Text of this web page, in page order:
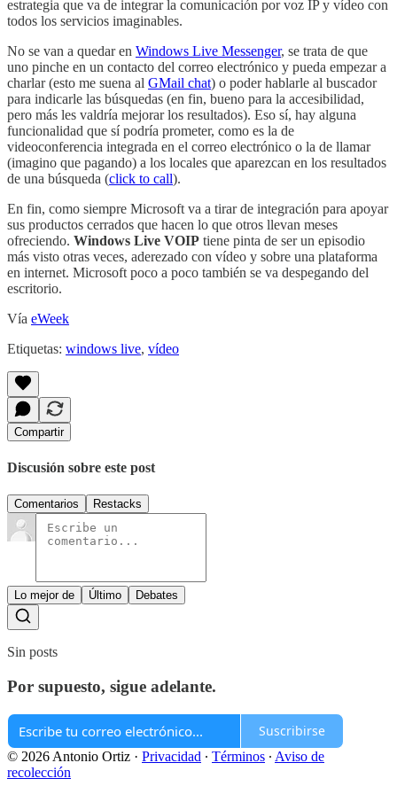
estrategia que va de integrar la comunicación por voz IP y vídeo con
todos los servicios imaginables.
No se van a quedar en Windows Live Messenger, se trata de que
uno pinche en un contacto del correo electrónico y pueda empezar a
charlar (esto me suena al GMail chat) o poder hablarle al buscador
para indicarle las búsquedas (en fin, bueno para la accesibilidad,
pero más les valdría mejorar los resultados). Eso sí, hay alguna
funcionalidad que sí podría prometer, como es la de
videoconferencia integrada en el correo electrónico o la de llamar
(imagino que pagando) a los locales que aparezcan en los resultados
de una búsqueda (click to call).
En fin, como siempre Microsoft va a tirar de integración para apoyar
sus productos cerrados que hacen lo que otros llevan meses
ofreciendo. Windows Live VOIP tiene pinta de ser un episodio
más visto otras veces, aderezado con vídeo y sobre una plataforma
en internet. Microsoft poco a poco también se va despegando del
escritorio.
Vía eWeek
Etiquetas: windows live, vídeo
Compartir
Discusión sobre este post
Comentarios Restacks
Lo mejor de Último Debates
Sin posts
Por supuesto, sigue adelante.
Suscribirse
© 2026 Antonio Ortiz · Privacidad ∙ Términos ∙ Aviso de
recolección